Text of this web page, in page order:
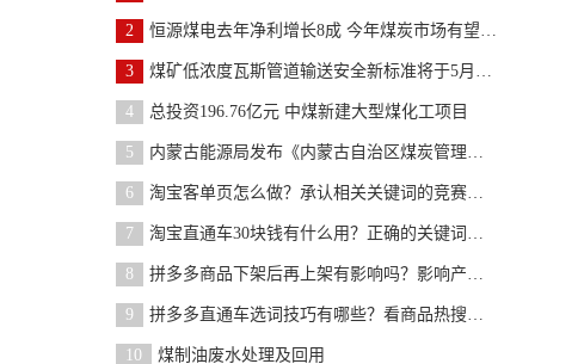
2 恒源煤电去年净利增长8成 今年煤炭市场有望趋于平稳
3 煤矿低浓度瓦斯管道输送安全新标准将于5月1日起实施
4 总投资196.76亿元 中煤新建大型煤化工项目
5 内蒙古能源局发布《内蒙古自治区煤炭管理条例》（征
6 淘宝客单页怎么做？承认相关关键词的竞赛程度
7 淘宝直通车30块钱有什么用？正确的关键词标签
8 拼多多商品下架后再上架有影响吗？影响产品的流量
9 拼多多直通车选词技巧有哪些？看商品热搜词有哪些
10 煤制油废水处理及回用